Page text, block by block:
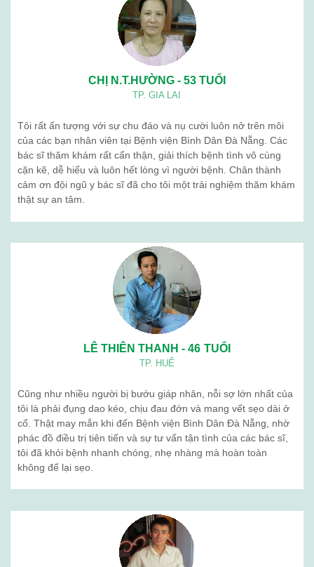
CHỊ N.T.HƯỜNG - 53 TUỔI
TP. GIA LAI
Tôi rất ấn tượng với sự chu đáo và nụ cười luôn nở trên môi
của các bạn nhân viên tại Bệnh viện Bình Dân Đà Nẵng. Các
bác sĩ thăm khám rất cẩn thận, giải thích bệnh tình vô cùng
cặn kẽ, dễ hiểu và luôn hết lòng vì người bệnh. Chân thành
cảm ơn đội ngũ y bác sĩ đã cho tôi một trải nghiệm thăm khám
thật sự an tâm.
LÊ THIÊN THANH - 46 TUỔI
TP. HUẾ
Cũng như nhiều người bị bướu giáp nhân, nỗi sợ lớn nhất của
tôi là phải đụng dao kéo, chịu đau đớn và mang vết sẹo dài ở
cổ. Thật may mắn khi đến Bệnh viện Bình Dân Đà Nẵng, nhờ
phác đồ điều trị tiên tiến và sự tư vấn tận tình của các bác sĩ,
tôi đã khỏi bệnh nhanh chóng, nhẹ nhàng mà hoàn toàn
không để lại sẹo.